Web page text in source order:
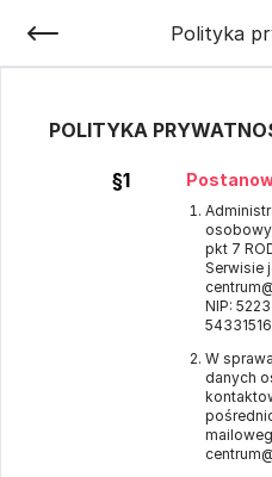
Polityka
POLITYKA
§1
pkt 7
Serwisie
NIP:
W
danych